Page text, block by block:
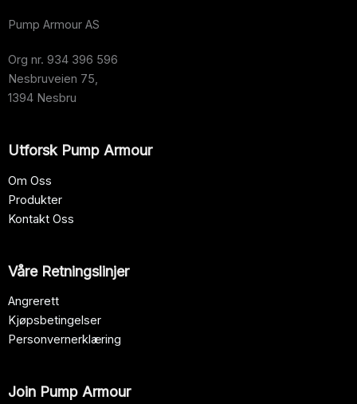
Pump Armour AS
Org nr. 934 396 596
Nesbruveien 75,
1394 Nesbru
Utforsk Pump Armour
Om Oss
Produkter
Kontakt Oss
Våre Retningslinjer
Angrerett
Kjøpsbetingelser
Personvernerklæring
Join Pump Armour